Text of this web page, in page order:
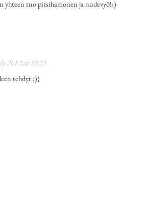
yhteen tuo pitsihamonen ja nudevyö!:)
2012 at 22:23
tehdyt :))